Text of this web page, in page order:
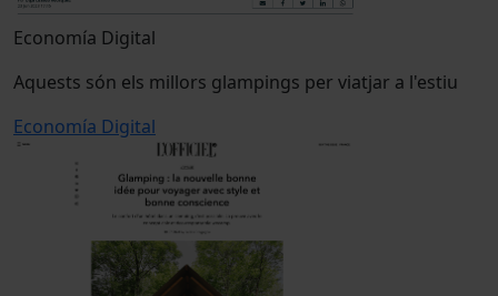
Economía Digital
Aquests són els millors glampings per viatjar a l'estiu
Economía Digital